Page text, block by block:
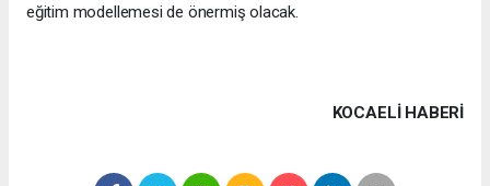
eğitim modellemesi de önermiş olacak.
KOCAELI HABERİ